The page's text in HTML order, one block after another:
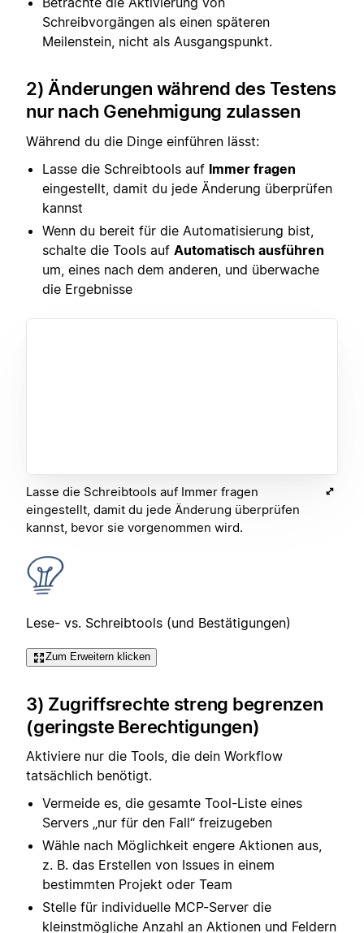
Schreibvorgängen als einen späteren
Meilenstein, nicht als Ausgangspunkt.
2) Änderungen während des Testens
nur nach Genehmigung zulassen
Während du die Dinge einführen lässt:
Lasse die Schreibtools auf Immer fragen
eingestellt, damit du jede Änderung überprüfen
kannst
Wenn du bereit für die Automatisierung bist,
schalte die Tools auf Automatisch ausführen
um, eines nach dem anderen, und überwache
die Ergebnisse
Lasse die Schreibtools auf Immer fragen
eingestellt, damit du jede Änderung überprüfen
kannst, bevor sie vorgenommen wird.
Lese- vs. Schreibtools (und Bestätigungen)
Zum Erweitern klicken
3) Zugriffsrechte streng begrenzen
(geringste Berechtigungen)
Aktiviere nur die Tools, die dein Workflow
tatsächlich benötigt.
Vermeide es, die gesamte Tool-Liste eines
Servers „nur für den Fall“ freizugeben
Wähle nach Möglichkeit engere Aktionen aus,
z. B. das Erstellen von Issues in einem
bestimmten Projekt oder Team
Stelle für individuelle MCP-Server die
kleinstmögliche Anzahl an Aktionen und Feldern